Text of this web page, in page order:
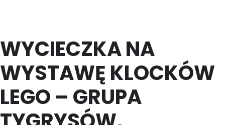
WYCIECZKA NA
WYSTAWĘ KLOCKÓW
LEGO – GRUPA